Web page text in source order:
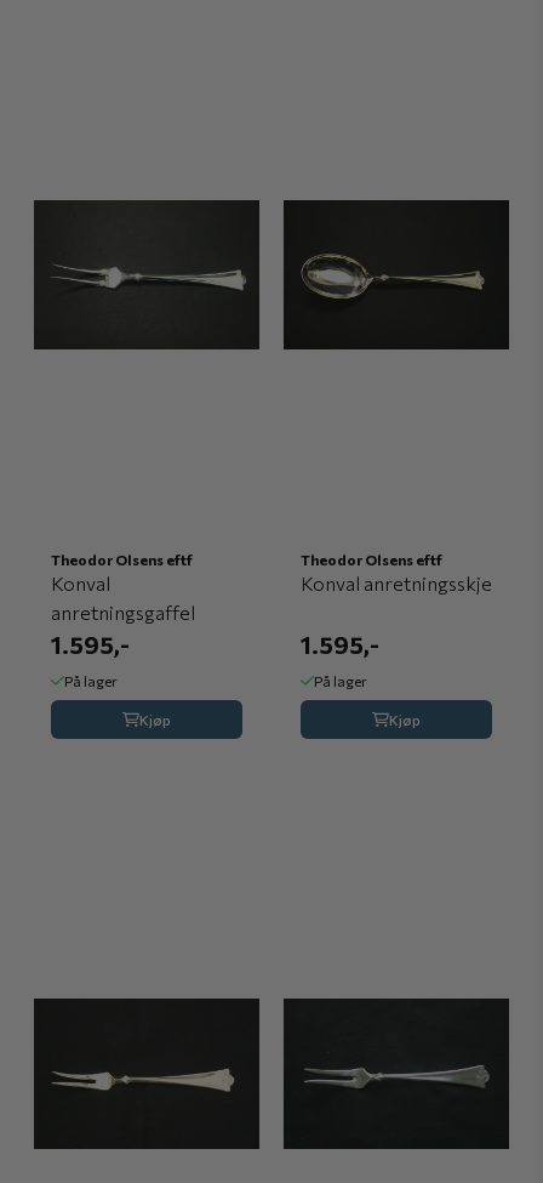
Theodor Olsens eftf
Konval
anretningsgaffel
1.595,-
På lager
Kjøp
Theodor Olsens eftf
Konval anretningsskje
1.595,-
På lager
Kjøp